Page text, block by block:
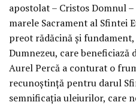
apostolat – Cristos Domnul
marele Sacrament al Sfintei
preot rădăcină și
Dumnezeu, care beneficiază
Aurel Percă a conturat o
recunoștință pentru darul
semnificația uleiurilor, care